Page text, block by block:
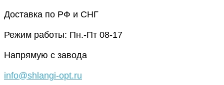
Перейти
содержимому
Доставка по РФ и СНГ
Режим работы: Пн.-Пт 08-17
Напрямую с завода
info@shlangi-opt.ru